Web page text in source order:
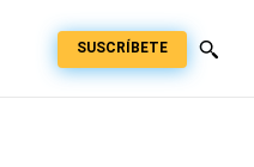
SUSCRÍBETE